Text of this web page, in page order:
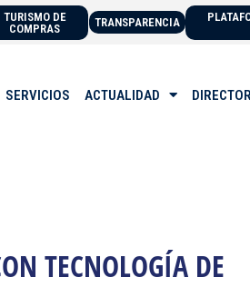
TURISMO DE
COMPRAS
TRANSPARENCIA
SERVICIOS ACTUALIDAD
TECNOLOGÍA DE